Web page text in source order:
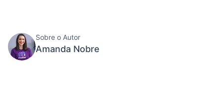
Sobre o Autor
Amanda Nobre